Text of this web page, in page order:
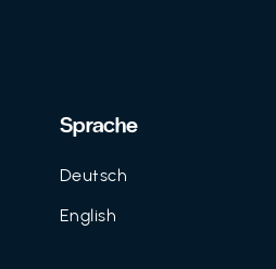
Sprache
Deutsch
English